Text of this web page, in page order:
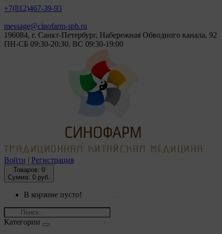
+7(812)467-39-93
message@cinofarm-spb.ru
196084, г. Санкт-Петербург, Набережная Обводного канала, 92
ПН-СБ 09:30-20:30, ВС 09:30-19:00
Войти | Регистрация
Товаров: 0
Сумма: 0 руб.
В корзине пусто!
Категории